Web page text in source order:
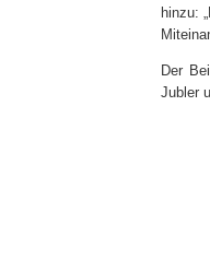
hinzu:
Der
Jubler